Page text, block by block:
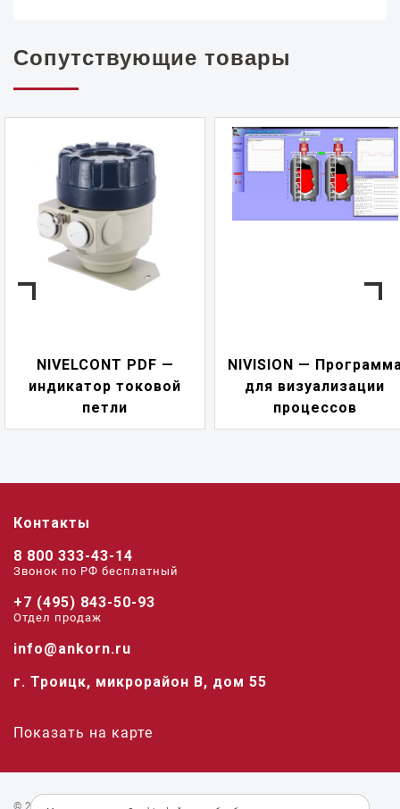
Сопутствующие товары
NIVELCONT PDF —
индикатор токовой
петли
NIVISION —
для визуализации
процессов
Контакты
8 800 333-43-14
Звонок по РФ беcплатный
+7 (495) 843-50-93
Отдел продаж
info@ankorn.ru
г. Троицк, микрорайон В, дом 55
Показать на карте
© 2026 «Анкорн».